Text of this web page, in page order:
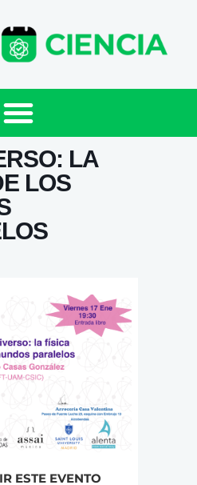
LA
LOS
ESTE EVENTO